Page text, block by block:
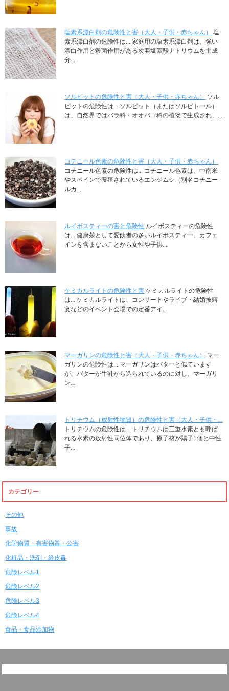
塩素系漂白剤の危険性と害（大人・子供・赤ちゃん）
塩
素系漂白剤の危険性は... 家庭用の塩素系漂白剤は、強い
漂白作用と殺菌作用がある次亜塩素酸ナトリウムを主成
分...
ソルビットの危険性と害（大人・子供・赤ちゃん）
ソル
ビットの危険性は... ソルビット（またはソルビトール）
は、自然界ではバラ科・オオバコ科の植物で生成され、...
コチニール色素の危険性と害（大人・子供・赤ちゃん）
コチニール色素の危険性は... コチニール色素は、中南米
やスペインで養殖されているエンジムシ（別名コチニー
ルカ...
ルイボスティーの害と危険性 ルイボスティーの危険性
は... 健康茶として愛飲者の多いルイボスティー。カフェ
インを含まないことから女性や子供...
ケミカルライトの危険性と害 ケミカルライトの危険性
は... ケミカルライトは、コンサートやライブ・結婚披露
宴などのイベント会場での定番アイ...
マーガリンの危険性と害（大人・子供・赤ちゃん）
マー
ガリンの危険性は... マーガリンはバターと似ています
が、バターが牛乳から造られているのに対し、マーガリ
ン...
トリチウム（放射性物質）の危険性と害（大人・子供・...
トリチウムの危険性は... トリチウムは三重水素とも呼ば
れる水素の放射性同位体であり、原子核が陽子1個と中性
子...
カテゴリー
その他
事故
化学物質・有害物質・公害
化粧品・洗剤・経皮毒
危険レベル1
危険レベル2
危険レベル3
危険レベル4
食品・食品添加物